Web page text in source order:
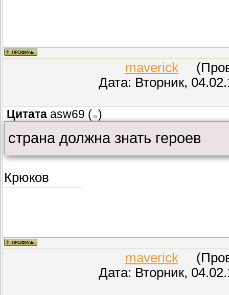
maverick
Дата: Вторник,
Цитата asw69 ( )
страна должна знать героев
Крюков
maverick
Дата: Вторник,